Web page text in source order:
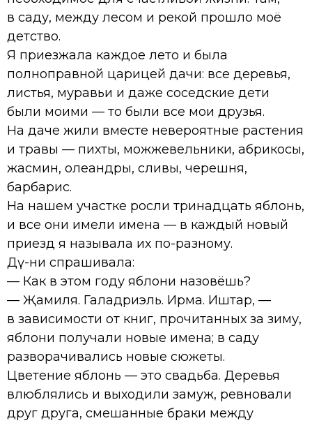
в саду, между лесом и рекой прошло моё
детство.
Я приезжала каждое лето и была
полноправной царицей дачи: все деревья,
листья, муравьи и даже соседские дети
были моими — то были все мои друзья.
На даче жили вместе невероятные растения
и травы — пихты, можжевельники, абрикосы,
жасмин, олеандры, сливы, черешня,
барбарис.
На нашем участке росли тринадцать яблонь,
и все они имели имена — в каждый новый
приезд я называла их по-разному.
Дәү-әни спрашивала:
— Как в этом году яблони назовёшь?
— Җамиля. Галадриэль. Ирма. Иштар, —
в зависимости от книг, прочитанных за зиму,
яблони получали новые имена; в саду
разворачивались новые сюжеты.
Цветение яблонь — это свадьба. Деревья
влюблялись и выходили замуж, ревновали
друг друга, смешанные браки между